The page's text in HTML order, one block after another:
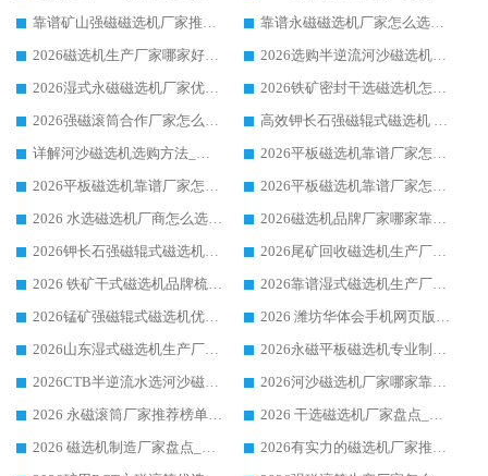
靠谱矿山强磁磁选机厂家推荐 2026客户真实使用心得分享
靠谱永磁磁选机厂家怎么选?福建客户真实体验分享华体会手机网页版-华体会(中国) 品牌
2026磁选机生产厂家哪家好?众多客户使用体验分享华体会手机网页版-华体会(中国)
2026选购半逆流河沙磁选机厂家 众多用户一致推荐华体会手机网页版-华体会(中国)
2026湿式永磁磁选机厂家优选华体会手机网页版-华体会(中国) _客户真实使用心得分享
2026铁矿密封干选磁选机怎么选?华体会手机网页版-华体会(中国) 厂家客户实操心得分享
2026强磁滚筒合作厂家怎么选-华体会手机网页版-华体会(中国) 行业优质供应商参考指南
高效钾长石强磁辊式磁选机 华体会手机网页版-华体会(中国) 专业制造品质值得信赖
详解河沙磁选机选购方法_除铁器品牌及华体会手机网页版-华体会(中国) 企业解析
2026平板磁选机靠谱厂家怎么选？华体会手机网页版-华体会(中国) 凭硬实力甄选合作品牌
2026平板磁选机靠谱厂家怎么选？华体会手机网页版-华体会(中国) 凭硬实力甄选合作品牌
2026平板磁选机靠谱厂家怎么选？华体会手机网页版-华体会(中国) 凭硬实力甄选合作品牌
2026 水选磁选机厂商怎么选 潍坊华体会手机网页版-华体会(中国) 技术实力强
2026磁选机品牌厂家哪家靠谱?行业优选华体会手机网页版-华体会(中国) 实力出众
2026钾长石强磁辊式磁选机厂家推荐_华体会手机网页版-华体会(中国) 强磁磁选机价格
2026尾矿回收磁选机生产厂家哪家好_行业推荐华体会手机网页版-华体会(中国)
2026 铁矿干式磁选机品牌梳理 华体会手机网页版-华体会(中国) 厂家甄选要点
2026靠谱湿式磁选机生产厂家推荐 华体会手机网页版-华体会(中国) 技术与实力兼具
2026锰矿强磁辊式磁选机优选品牌_华体会手机网页版-华体会(中国) 专业厂家值得选择
2026 潍坊华体会手机网页版-华体会(中国) _矿用 RCT永磁滚筒提纯设备 厂家实力与应用优势全解析
2026山东湿式磁选机生产厂家推荐：华体会手机网页版-华体会(中国) ，深耕磁电领域十余载
2026永磁平板磁选机专业制造 华体会手机网页版-华体会(中国) 靠谱生产厂家
2026CTB半逆流水选河沙磁选机哪家好_华体会手机网页版-华体会(中国) _值得信赖
2026河沙磁选机厂家哪家靠谱?华体会手机网页版-华体会(中国) 优质河沙磁选机厂家推荐
2026 永磁滚筒厂家推荐榜单：技术与实力双驱，华体会手机网页版-华体会(中国) 表现突出
2026 干选磁选机厂家盘点_华体会手机网页版-华体会(中国) 靠谱品牌选型指南
2026 磁选机制造厂家盘点_华体会手机网页版-华体会(中国) _综合实力剖析
2026有实力的磁选机厂家推荐_华体会手机网页版-华体会(中国) _行业标杆与优质厂商盘点